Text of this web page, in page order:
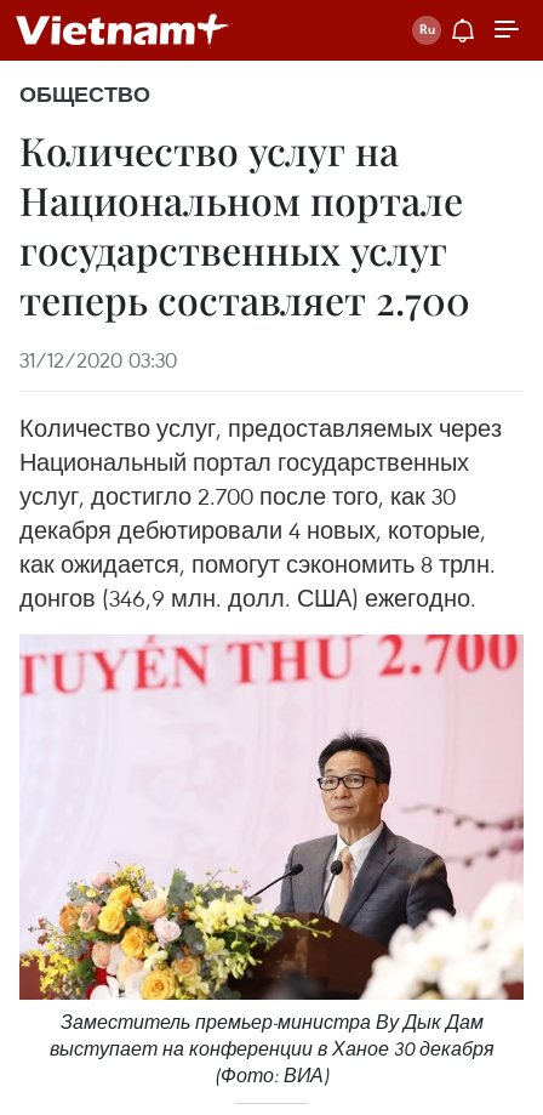
ОБЩЕСТВО
Количество услуг на
Национальном портале
государственных услуг
теперь составляет 2.700
31/12/2020 03:30
Количество услуг, предоставляемых через
Национальный портал государственных
услуг, достигло 2.700 после того, как 30
декабря дебютировали 4 новых, которые,
как ожидается, помогут сэкономить 8 трлн.
донгов (346,9 млн. долл. США) ежегодно.
Заместитель премьер-министра Ву Дык Дам
выступает на конференции в Ханое 30 декабря
(Фото: ВИА)